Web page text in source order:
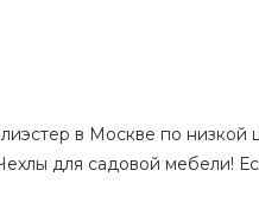
в Москве по низкой
для садовой мебели!